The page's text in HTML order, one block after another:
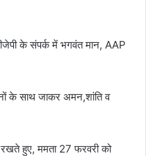
के संपर्क में भगवंत मान, AAP
के साथ जाकर अमन,शांति व
हुए, ममता 27 फरवरी को